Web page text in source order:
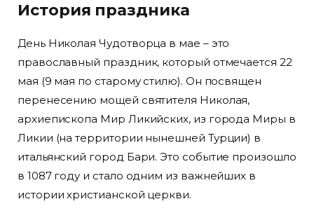
История праздника
День Николая Чудотворца в мае – это
православный праздник, который отмечается 22
мая (9 мая по старому стилю). Он посвящен
перенесению мощей святителя Николая,
архиепископа Мир Ликийских, из города Миры в
Ликии (на территории нынешней Турции) в
итальянский город Бари. Это событие произошло
в 1087 году и стало одним из важнейших в
истории христианской церкви.